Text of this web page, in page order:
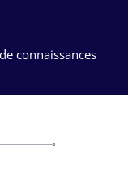
connaissances